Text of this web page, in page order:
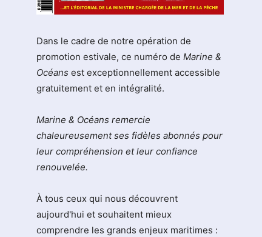
Dans le cadre de notre opération de
promotion estivale, ce numéro de Marine &
Océans est exceptionnellement accessible
gratuitement et en intégralité.
Marine & Océans remercie
chaleureusement ses fidèles abonnés pour
leur compréhension et leur confiance
renouvelée.
À tous ceux qui nous découvrent
aujourd'hui et souhaitent mieux
comprendre les grands enjeux maritimes :